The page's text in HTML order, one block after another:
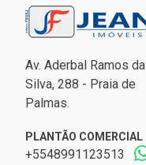
Av. Aderbal Ramos da
Silva, 288 - Praia de
Palmas.
PLANTÃO COMERCIAL
+5548991123513